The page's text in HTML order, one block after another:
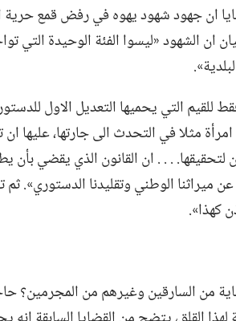
ان جهود شهود يهوه في رفض قمع حرية
الشهود «ليسوا الفئة الوحيدة التي
للقيم التي يحميها التعديل الاول
مثلا في التحدث الى جارتها،‏ عليها
لتحقيقها.‏ .‏ .‏ .‏ ان القانون الذي يقضي بأن
ميراثنا الوطني وتقليدنا الدستوري».‏
كهذا».‏
من السارقين وغيرهم من المجرمين؟‏